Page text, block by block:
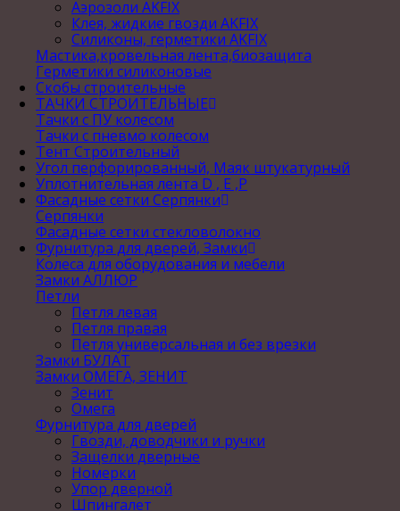
Аэрозоли AKFIX
Клея, жидкие гвозди AKFIX
Силиконы, герметики AKFIX
Мастика,кровельная лента,биозащита
Герметики силиконовые
Скобы строительные
ТАЧКИ СТРОИТЕЛЬНЫЕ
Тачки с ПУ колесом
Тачки с пневмо колесом
Тент Строительный
Угол перфорированный, Маяк штукатурный
Уплотнительная лента D , Е ,P
Фасадные сетки Серпянки
Серпянки
Фасадные сетки стекловолокно
Фурнитура для дверей, Замки
Колеса для оборудования и мебели
Замки АЛЛЮР
Петли
Петля левая
Петля правая
Петля универсальная и без врезки
Замки БУЛАТ
Замки ОМЕГА, ЗЕНИТ
Зенит
Омега
Фурнитура для дверей
Гвозди, доводчики и ручки
Защелки дверные
Номерки
Упор дверной
Шпингалет